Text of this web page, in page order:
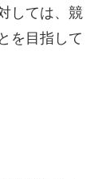
しては、競
を目指して